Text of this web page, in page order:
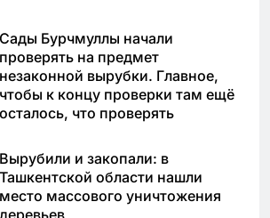
Сады Бурчмуллы начали
проверять на предмет
незаконной вырубки. Главное,
чтобы к концу проверки там ещё
осталось, что проверять
Вырубили и закопали: в
Ташкентской области нашли
место массового уничтожения
деревьев